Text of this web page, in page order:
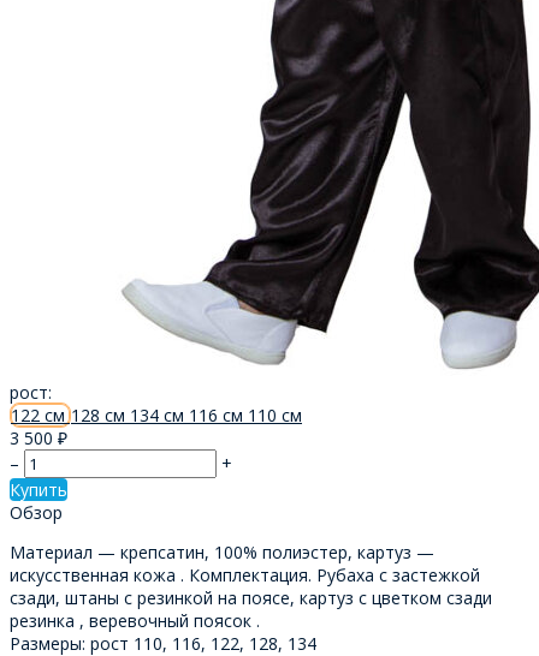
рост:
122 см128 см 134 см 116 см 110 см
3 500 ₽
–
+
Купить
Обзор
Материал — крепсатин, 100% полиэстер, картуз —
искусственная кожа . Комплектация. Рубаха с застежкой
сзади, штаны с резинкой на поясе, картуз с цветком сзади
резинка , веревочный поясок .
Размеры: рост 110, 116, 122, 128, 134